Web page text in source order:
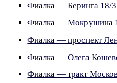
Фиалка — Беринга 18/3
Фиалка — Мокрушина
Фиалка — проспект
Фиалка — Олега
Фиалка — тракт